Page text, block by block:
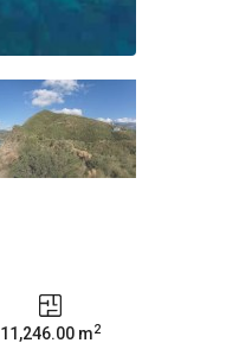
11,246.00 m2